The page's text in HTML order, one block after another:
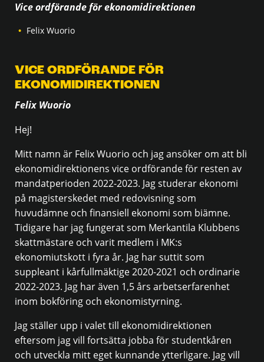
Vice ordförande för ekonomidirektionen
Felix Wuorio
VICE ORDFÖRANDE FÖR
EKONOMIDIREKTIONEN
Felix Wuorio
Hej!
Mitt namn är Felix Wuorio och jag ansöker om att bli
ekonomidirektionens vice ordförande för resten av
mandatperioden 2022-2023. Jag studerar ekonomi
på magisterskedet med redovisning som
huvudämne och finansiell ekonomi som biämne.
Tidigare har jag fungerat som Merkantila Klubbens
skattmästare och varit medlem i MK:s
ekonomiutskott i fyra år. Jag har suttit som
suppleant i kårfullmäktige 2020-2021 och ordinarie
2022-2023. Jag har även 1,5 års arbetserfarenhet
inom bokföring och ekonomistyrning.
Jag ställer upp i valet till ekonomidirektionen
eftersom jag vill fortsätta jobba för studentkåren
och utveckla mitt eget kunnande ytterligare. Jag vill